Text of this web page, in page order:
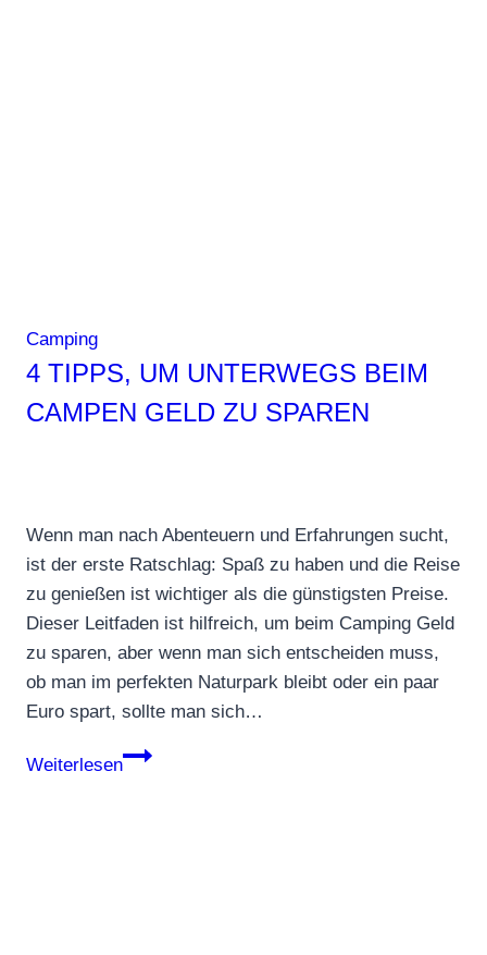
Camping
4 TIPPS, UM UNTERWEGS BEIM
CAMPEN GELD ZU SPAREN
Wenn man nach Abenteuern und Erfahrungen sucht,
ist der erste Ratschlag: Spaß zu haben und die Reise
zu genießen ist wichtiger als die günstigsten Preise.
Dieser Leitfaden ist hilfreich, um beim Camping Geld
zu sparen, aber wenn man sich entscheiden muss,
ob man im perfekten Naturpark bleibt oder ein paar
Euro spart, sollte man sich…
Weiterlesen
4